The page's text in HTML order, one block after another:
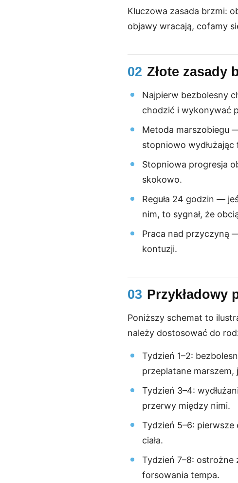
Kluczowa zasada brzmi:
objawy wracają, cofamy
02 Złote zasady
Najpierw bezbolesny
chodzić i wykonywać
Metoda marszobiegu
stopniowo wydłużając
Stopniowa progresja
skokowo.
Reguła 24 godzin —
nim, to sygnał, że
Praca nad przyczyną
kontuzji.
03 Przykładowy
Poniższy schemat to
należy dostosować do
Tydzień 1–2:
przeplatane marszem,
Tydzień 3–4:
przerwy między nimi.
Tydzień 5–6: pierwsze
ciała.
Tydzień 7–8: ostrożne
forsowania tempa.